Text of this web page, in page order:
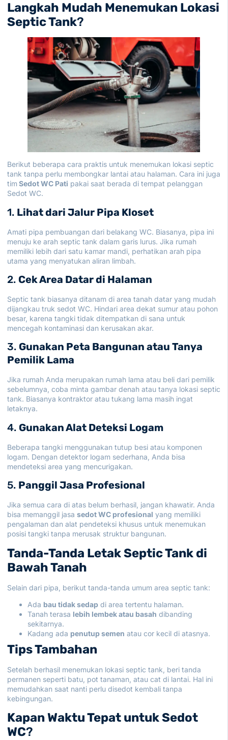
Langkah Mudah Menemukan Lokasi
Septic Tank?
Berikut beberapa cara praktis untuk menemukan lokasi septic
tank tanpa perlu membongkar lantai atau halaman. Cara ini juga
timSedot WC Pati pakai saat berada di tempat pelanggan
Sedot WC.
1. Lihat dari Jalur Pipa Kloset
Amati pipa pembuangan dari belakang WC. Biasanya, pipa ini
menuju ke arah septic tank dalam garis lurus. Jika rumah
memiliki lebih dari satu kamar mandi, perhatikan arah pipa
utama yang menyatukan aliran limbah.
2. Cek Area Datar di Halaman
Septic tank biasanya ditanam di area tanah datar yang mudah
dijangkau truk sedot WC. Hindari area dekat sumur atau pohon
besar, karena tangki tidak ditempatkan di sana untuk
mencegah kontaminasi dan kerusakan akar.
3. Gunakan Peta Bangunan atau Tanya
Pemilik Lama
Jika rumah Anda merupakan rumah lama atau beli dari pemilik
sebelumnya, coba minta gambar denah atau tanya lokasi septic
tank. Biasanya kontraktor atau tukang lama masih ingat
letaknya.
4. Gunakan Alat Deteksi Logam
Beberapa tangki menggunakan tutup besi atau komponen
logam. Dengan detektor logam sederhana, Anda bisa
mendeteksi area yang mencurigakan.
5. Panggil Jasa Profesional
Jika semua cara di atas belum berhasil, jangan khawatir. Anda
bisa memanggil jasa sedot WC profesional yang memiliki
pengalaman dan alat pendeteksi khusus untuk menemukan
posisi tangki tanpa merusak struktur bangunan.
Tanda-Tanda Letak Septic Tank di
Bawah Tanah
Selain dari pipa, berikut tanda-tanda umum area septic tank:
Ada bau tidak sedap di area tertentu halaman.
Tanah terasa lebih lembek atau basah dibanding
sekitarnya.
Kadang ada penutup semen atau cor kecil di atasnya.
Tips Tambahan
Setelah berhasil menemukan lokasi septic tank, beri tanda
permanen seperti batu, pot tanaman, atau cat di lantai. Hal ini
memudahkan saat nanti perlu disedot kembali tanpa
kebingungan.
Kapan Waktu Tepat untuk Sedot
WC?